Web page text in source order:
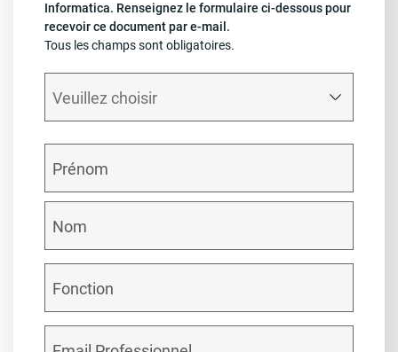
Informatica. Renseignez le formulaire ci-dessous pour
recevoir ce document par e-mail.
Tous les champs sont obligatoires.